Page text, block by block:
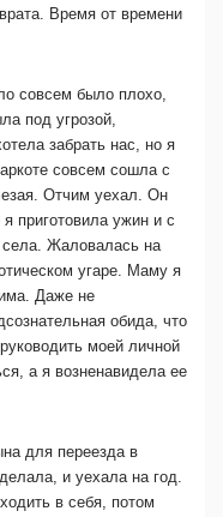
Время от времени
совсем было плохо,
под угрозой,
забрать нас, но я
совсем сошла с
Отчим уехал. Он
приготовила ужин и с
села. Жаловалась на
угаре. Маму я
Даже не
обида, что
моей личной
а я возненавидела ее
для переезда в
и уехала на год.
в себя, потом